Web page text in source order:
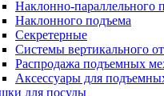
Наклонно-параллельного
Наклонного подъема
Секретерные
Системы вертикального
Распродажа подъемных
Аксессуары для
для посуды